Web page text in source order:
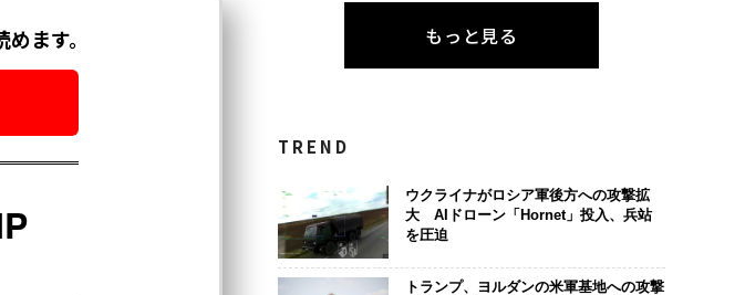
もっと見る
TREND
ウクライナがロシア軍後方への攻撃拡
大 AIドローン「Hornet」投入、兵站
を圧迫
トランプ、ヨルダンの米軍基地への攻撃